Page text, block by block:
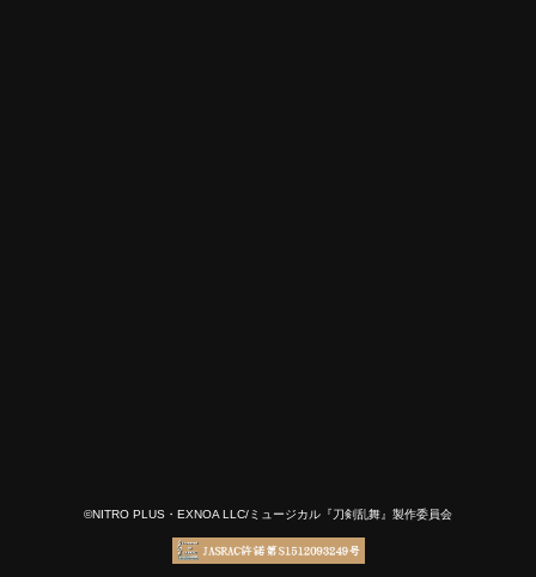
©NITRO PLUS・EXNOA LLC/ミュージカル『刀剣乱舞』製作委員会